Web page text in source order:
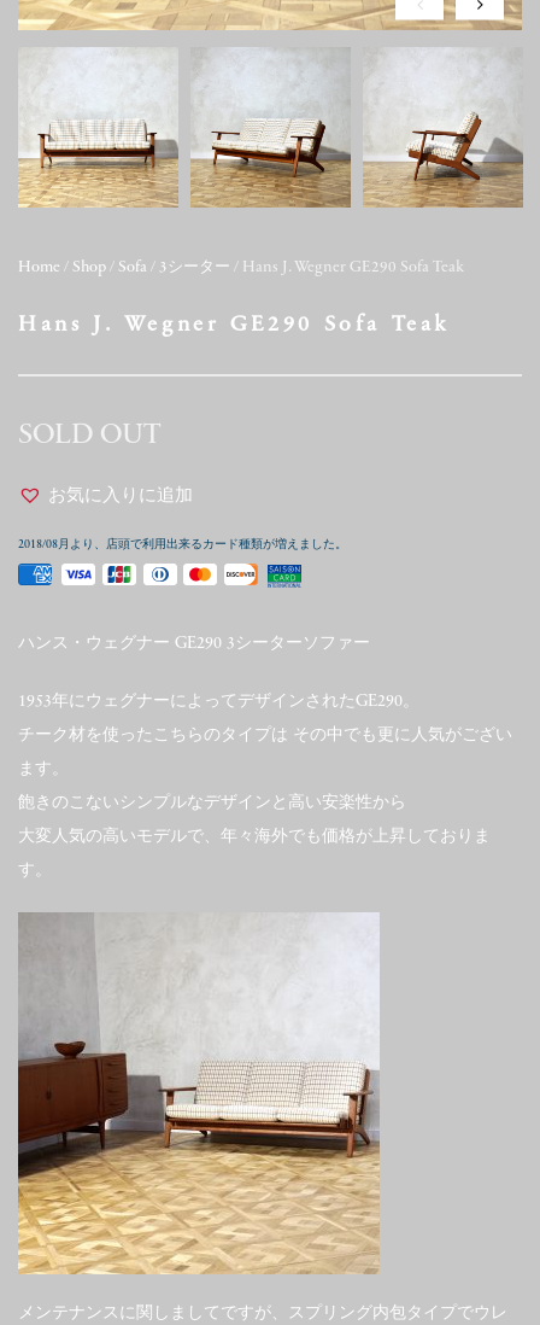
Home / Shop / Sofa / 3シーター / Hans J. Wegner GE290 Sofa Teak
Hans J. Wegner GE290 Sofa Teak
SOLD OUT
お気に入りに追加
2018/08月より、店頭で利用出来るカード種類が増えました。
ハンス・ウェグナー GE290 3シーターソファー
1953年にウェグナーによってデザインされたGE290。
チーク材を使ったこちらのタイプは その中でも更に人気がござい
ます。
飽きのこないシンプルなデザインと高い安楽性から
大変人気の高いモデルで、年々海外でも価格が上昇しておりま
す。
メンテナンスに関しましてですが、スプリング内包タイプでウレ